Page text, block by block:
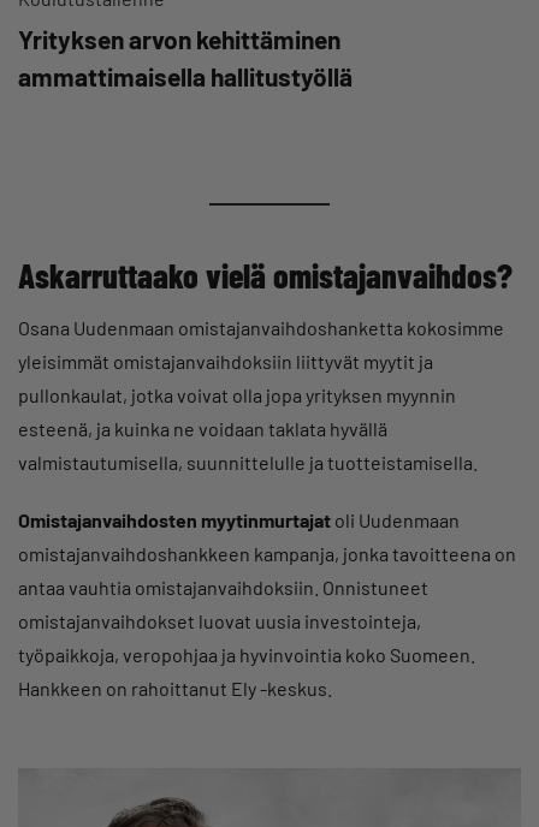
Yrityksen arvon kehittäminen
ammattimaisella hallitustyöllä
Askarruttaako vielä omistajanvaihdos?
Osana Uudenmaan omistajanvaihdoshanketta kokosimme
yleisimmät omistajanvaihdoksiin liittyvät myytit ja
pullonkaulat, jotka voivat olla jopa yrityksen myynnin
esteenä, ja kuinka ne voidaan taklata hyvällä
valmistautumisella, suunnittelulle ja tuotteistamisella.
Omistajanvaihdosten myytinmurtajat oli Uudenmaan
omistajanvaihdoshankkeen kampanja, jonka tavoitteena on
antaa vauhtia omistajanvaihdoksiin. Onnistuneet
omistajanvaihdokset luovat uusia investointeja,
työpaikkoja, veropohjaa ja hyvinvointia koko Suomeen.
Hankkeen on rahoittanut Ely -keskus.